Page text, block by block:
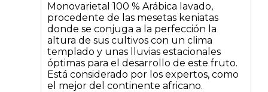
Monovarietal 100 % Arábica lavado,
procedente de las mesetas keniatas
donde se conjuga a la perfección la
altura de sus cultivos con un clima
templado y unas lluvias estacionales
óptimas para el desarrollo de este fruto.
Está considerado por los expertos, como
el mejor del continente africano.